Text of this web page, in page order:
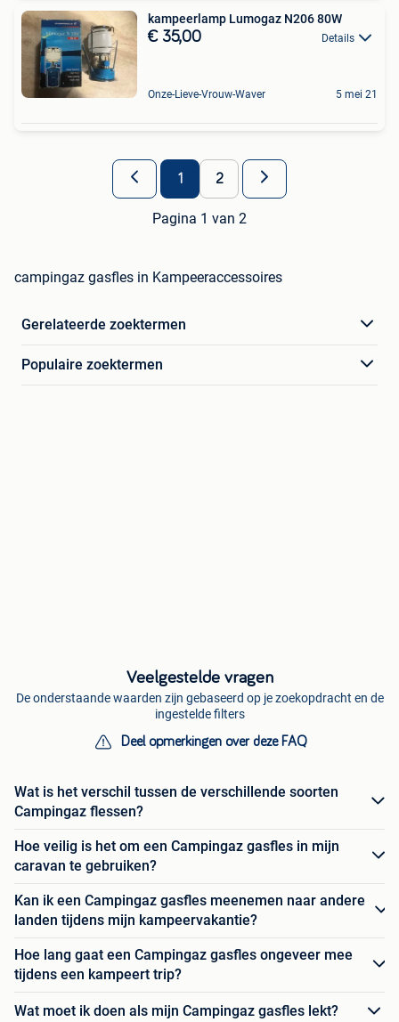
kampeerlamp Lumogaz N206 80W
€ 35,00 Details
Onze-Lieve-Vrouw-Waver 5 mei 21
1 2
Pagina 1 van 2
campingaz gasfles in Kampeeraccessoires
Gerelateerde zoektermen
Populaire zoektermen
Veelgestelde vragen
De onderstaande waarden zijn gebaseerd op je zoekopdracht en de
ingestelde filters
Deel opmerkingen over deze FAQ
Wat is het verschil tussen de verschillende soorten
Campingaz flessen?
Hoe veilig is het om een Campingaz gasfles in mijn
caravan te gebruiken?
Kan ik een Campingaz gasfles meenemen naar andere
landen tijdens mijn kampeervakantie?
Hoe lang gaat een Campingaz gasfles ongeveer mee
tijdens een kampeert trip?
Wat moet ik doen als mijn Campingaz gasfles lekt?